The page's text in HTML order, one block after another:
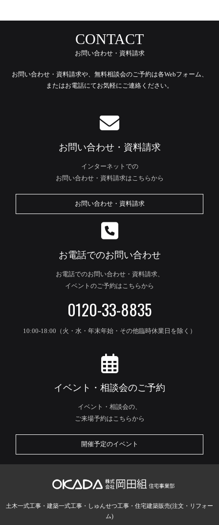
CONTACT
お問い合わせ・資料請求
お問い合わせ・資料請求や、無料相談会のご予約は各Webフォーム、
またはお電話にてお気軽にご連絡ください。
お問い合わせ・資料請求
インターネットでの
お問い合わせ・資料請求はこちらから
お問い合わせ・資料請求
お電話でのお問い合わせ
お電話でのお問い合わせ・資料請求、
イベントのご予約はこちらから
0120-33-8835
10:00-18:00（火・水・年末年始・その他臨時休業日を除く）
イベント・相談会のご予約
イベント・相談会の、
ご来場予約はこちらから
開催予定のイベント
土木一式工事・建築一式工事・しゅんせつ工事・住宅建築販売(注文・リフォー
ム)